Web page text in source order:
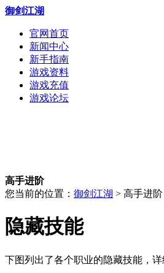
御剑江湖
官网首页
新闻中心
新手指南
游戏资料
游戏充值
游戏论坛
高手进阶
您当前的位置： 御剑江湖 > 高手进
隐藏技能
下图列出了各个职业的隐藏技能，